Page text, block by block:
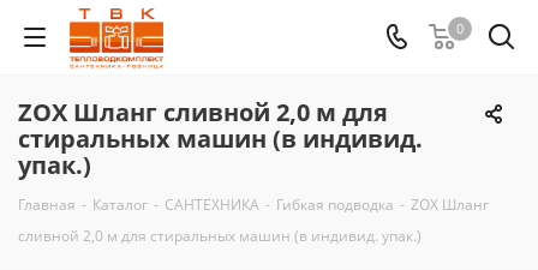
0
ZOX Шланг сливной 2,0 м для
стиральных машин (в индивид.
упак.)
Главная - Каталог - САНТЕХНИКА - Гибкая подводка - ZOX Шланг
сливной 2,0 м для стиральных машин (в индивид. упак.)